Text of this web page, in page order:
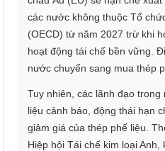
các nước không thuộc Tổ
(OECD) từ năm 2027 trừ khi
hoạt động tái chế bền vững.
nước chuyển sang mua thép
Tuy nhiên, các lãnh đạo
liệu cảnh báo, động thái hạn
giảm giá của thép phế liệu.
Hiệp hội Tái chế kim loại